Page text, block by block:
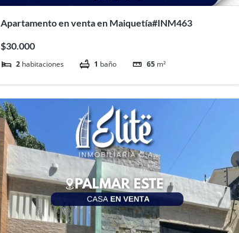
Apartamento en venta en Maiquetía#INM463
$30.000
2 habitaciones 1 baño 65 m²